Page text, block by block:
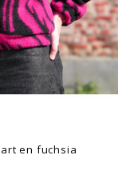
en fuchsia